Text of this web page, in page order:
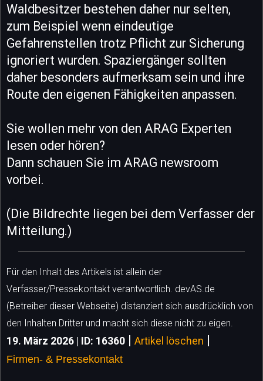
Waldbesitzer bestehen daher nur selten,
zum Beispiel wenn eindeutige
Gefahrenstellen trotz Pflicht zur Sicherung
ignoriert wurden. Spaziergänger sollten
daher besonders aufmerksam sein und ihre
Route den eigenen Fähigkeiten anpassen.
Sie wollen mehr von den ARAG Experten
lesen oder hören?
Dann schauen Sie im ARAG newsroom
vorbei.
(Die Bildrechte liegen bei dem Verfasser der
Mitteilung.)
Für den Inhalt des Artikels ist allein der
Verfasser/Pressekontakt verantwortlich. devAS.de
(Betreiber dieser Webseite) distanziert sich ausdrücklich von
den Inhalten Dritter und macht sich diese nicht zu eigen.
19. März 2026 | ID: 16360 | Artikel löschen |
Firmen- & Pressekontakt